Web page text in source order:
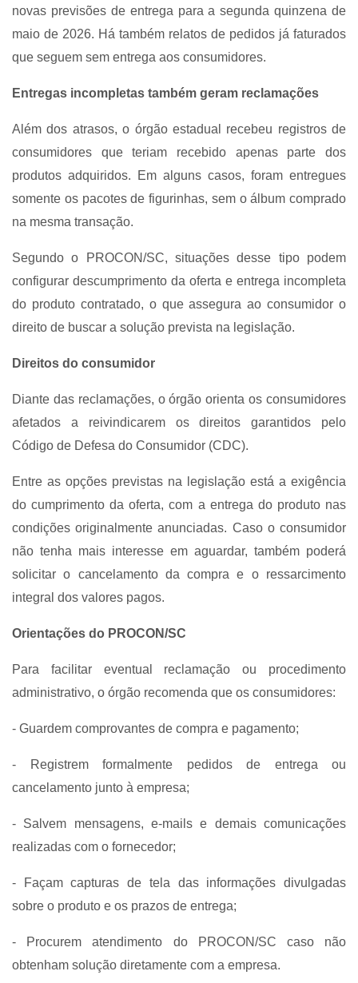
novas previsões de entrega para a segunda quinzena de
maio de 2026. Há também relatos de pedidos já faturados
que seguem sem entrega aos consumidores.
Entregas incompletas também geram reclamações
Além dos atrasos, o órgão estadual recebeu registros de
consumidores que teriam recebido apenas parte dos
produtos adquiridos. Em alguns casos, foram entregues
somente os pacotes de figurinhas, sem o álbum comprado
na mesma transação.
Segundo o PROCON/SC, situações desse tipo podem
configurar descumprimento da oferta e entrega incompleta
do produto contratado, o que assegura ao consumidor o
direito de buscar a solução prevista na legislação.
Direitos do consumidor
Diante das reclamações, o órgão orienta os consumidores
afetados a reivindicarem os direitos garantidos pelo
Código de Defesa do Consumidor (CDC).
Entre as opções previstas na legislação está a exigência
do cumprimento da oferta, com a entrega do produto nas
condições originalmente anunciadas. Caso o consumidor
não tenha mais interesse em aguardar, também poderá
solicitar o cancelamento da compra e o ressarcimento
integral dos valores pagos.
Orientações do PROCON/SC
Para facilitar eventual reclamação ou procedimento
administrativo, o órgão recomenda que os consumidores:
- Guardem comprovantes de compra e pagamento;
- Registrem formalmente pedidos de entrega ou
cancelamento junto à empresa;
- Salvem mensagens, e-mails e demais comunicações
realizadas com o fornecedor;
- Façam capturas de tela das informações divulgadas
sobre o produto e os prazos de entrega;
- Procurem atendimento do PROCON/SC caso não
obtenham solução diretamente com a empresa.